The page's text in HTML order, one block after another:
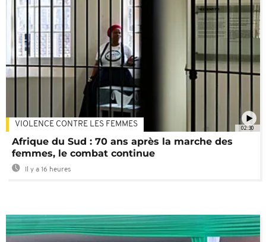
02:30
VIOLENCE CONTRE LES FEMMES
Afrique du Sud : 70 ans après la marche des
femmes, le combat continue
Il y a 16 heures